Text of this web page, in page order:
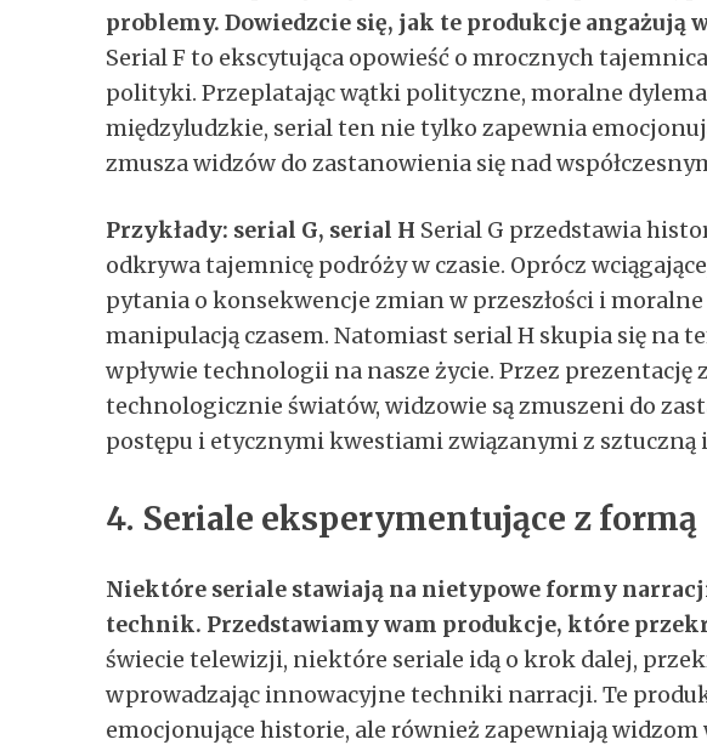
problemy. Dowiedzcie się, jak te produkcje angażują
Serial F to ekscytująca opowieść o mrocznych
polityki. Przeplatając wątki polityczne, moralne
międzyludzkie, serial ten nie tylko zapewnia
zmusza widzów do zastanowienia się nad
Przykłady: serial G, serial H Serial G przedstawia
odkrywa tajemnicę podróży w czasie. Oprócz
pytania o konsekwencje zmian w przeszłości i
manipulacją czasem. Natomiast serial H skupia się na
wpływie technologii na nasze życie. Przez prezentację
technologicznie światów, widzowie są zmuszeni do
postępu i etycznymi kwestiami związanymi z sztuczną
4. Seriale eksperymentujące z formą
Niektóre seriale stawiają na nietypowe formy
technik. Przedstawiamy wam produkcje, które
świecie telewizji, niektóre seriale idą o krok dalej,
wprowadzając innowacyjne techniki narracji. Te
emocjonujące historie, ale również zapewniają